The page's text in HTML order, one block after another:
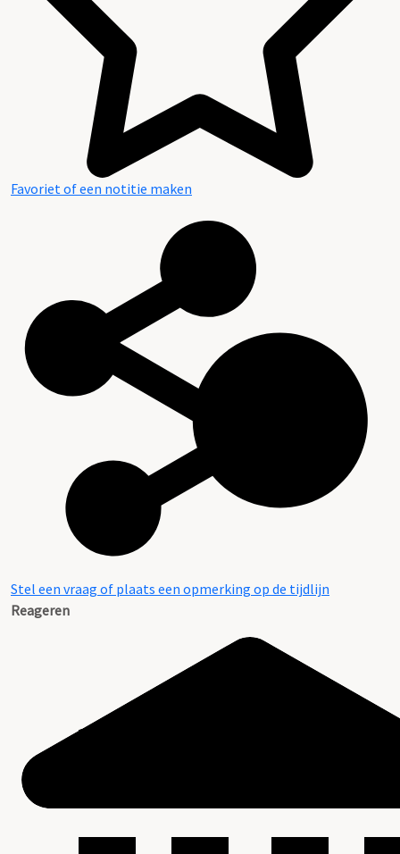
Favoriet of een notitie maken
Stel een vraag of plaats een opmerking op de tijdlijn
Reageren